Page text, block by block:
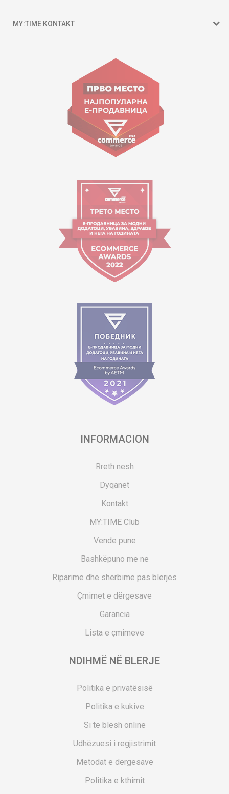
MY:TIME KONTAKT
Goce Nikolovski 74 Shkup
contact@mytime.mk
Orari i punës:
09:00 - 17:00
INFORMACION
Rreth nesh
Dyqanet
Kontakt
MY:TIME Club
Vende pune
Bashkëpuno me ne
Riparime dhe shërbime pas blerjes
Çmimet e dërgesave
Garancia
Lista e çmimeve
NDIHMË NË BLERJE
Politika e privatësisë
Politika e kukive
Si të blesh online
Udhëzuesi i regjistrimit
Metodat e dërgesave
Politika e kthimit